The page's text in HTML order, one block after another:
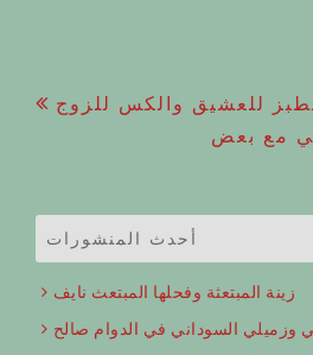
Post
للعشيق والكس للزوج
مع بعض
أحدث المنشورات
زينة المبتعثة وفحلها المبتعث نايف
وزميلي السوداني في الدوام صالح